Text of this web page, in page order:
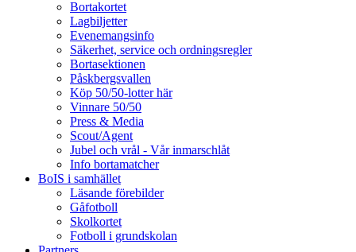
Bortakortet
Lagbiljetter
Evenemangsinfo
Säkerhet, service och ordningsregler
Bortasektionen
Påskbergsvallen
Köp 50/50-lotter här
Vinnare 50/50
Press & Media
Scout/Agent
Jubel och vrål - Vår inmarschlåt
Info bortamatcher
BoIS i samhället
Läsande förebilder
Gåfotboll
Skolkortet
Fotboll i grundskolan